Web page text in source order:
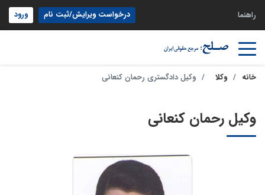
راهنما درخواست ویرایش/ثبت نام ورود
خانه وکلا وکیل دادگستری رحمان کنعانی
وکیل رحمان کنعانی